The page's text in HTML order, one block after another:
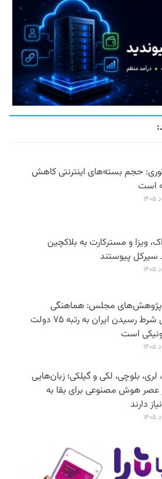
حجم بسته‌های اینترنتی کاهش
است
ویزا و مسترکارت به بلاکچین
سیرکل پیوستند
پژوهش‌های مجلس: هماهنگی
نهادی شرط رسیدن ایران به رتبه ۷۵ دولت
است
لری، بلوچی، لکی و گیلکی؛ زبان‌هایی
عصر هوش مصنوعی برای بقا به
دارند